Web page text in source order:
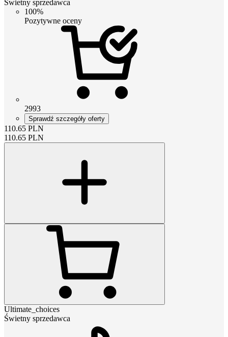
Świetny sprzedawca
100%
Pozytywne oceny
2993
Sprawdź szczegóły oferty
110.65 PLN
110.65 PLN
Ultimate_choices
Świetny sprzedawca